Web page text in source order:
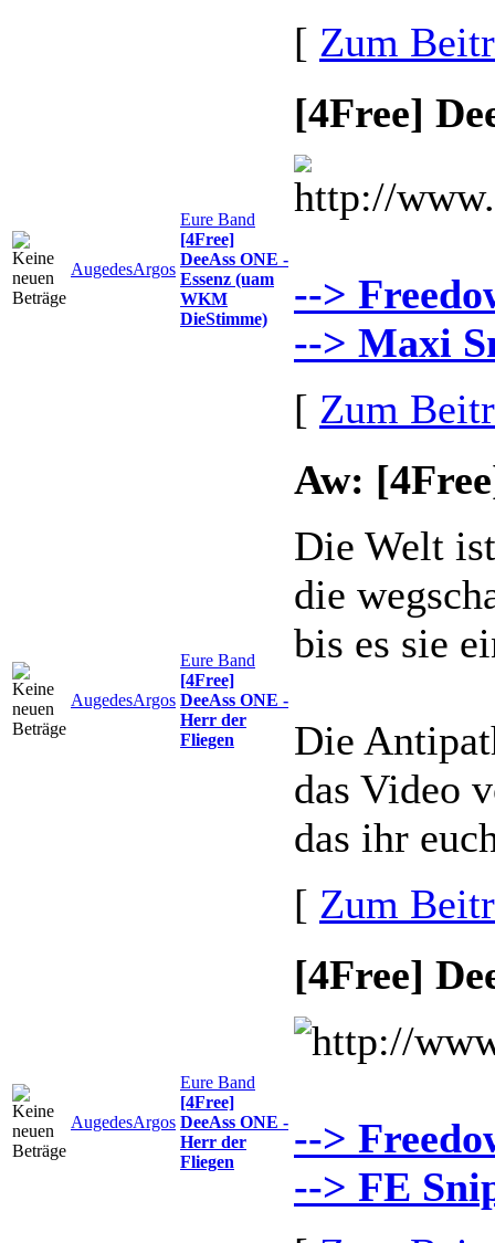
[ Zum
AugedesArgos
Eure Band
[4Free]
DeeAss ONE -
Essenz (uam
WKM
DieStimme)
[4Free]
-->
--> Maxi
[ Zum
AugedesArgos
Eure Band
[4Free]
DeeAss ONE -
Herr der
Fliegen
Aw:
Die Welt
die
bis es sie
Die
das Video
das ihr
[ Zum
AugedesArgos
Eure Band
[4Free]
DeeAss ONE -
Herr der
Fliegen
[4Free]
-->
--> FE